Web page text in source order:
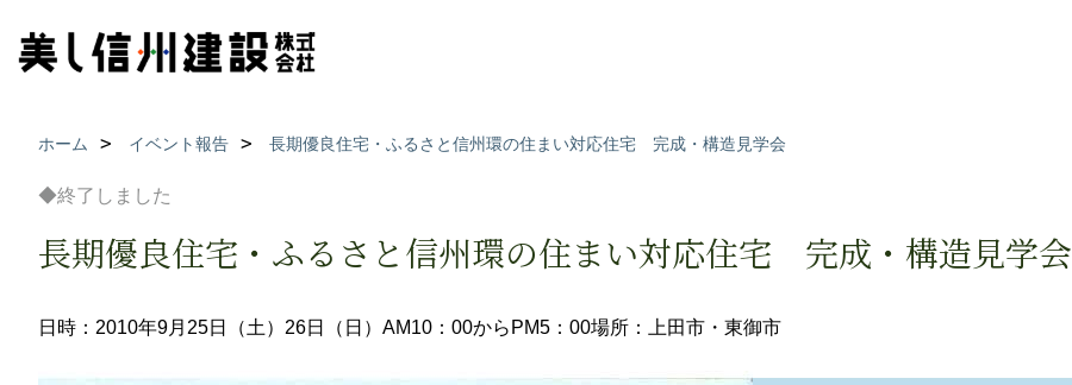
ホーム イベント報告 長期優良住宅・ふるさと信州環の住まい対応住宅 完成・構造見学会
◆終了しました
長期優良住宅・ふるさと信州環の住まい対応住宅 完成・構造見学会
日時：2010年9月25日（土）26日（日）AM10：00からPM5：00場所：上田市・東御市